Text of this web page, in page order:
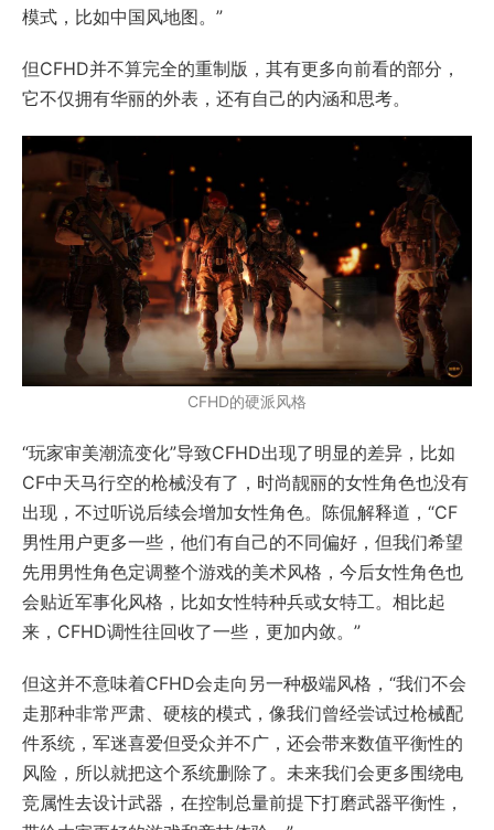
模式，比如中国风地图。”
但CFHD并不算完全的重制版，其有更多向前看的部分，
它不仅拥有华丽的外表，还有自己的内涵和思考。
CFHD的硬派风格
“玩家审美潮流变化”导致CFHD出现了明显的差异，比如
CF中天马行空的枪械没有了，时尚靓丽的女性角色也没有
出现，不过听说后续会增加女性角色。陈侃解释道，“CF
男性用户更多一些，他们有自己的不同偏好，但我们希望
先用男性角色定调整个游戏的美术风格，今后女性角色也
会贴近军事化风格，比如女性特种兵或女特工。相比起
来，CFHD调性往回收了一些，更加内敛。”
但这并不意味着CFHD会走向另一种极端风格，“我们不会
走那种非常严肃、硬核的模式，像我们曾经尝试过枪械配
件系统，军迷喜爱但受众并不广，还会带来数值平衡性的
风险，所以就把这个系统删除了。未来我们会更多围绕电
竞属性去设计武器，在控制总量前提下打磨武器平衡性，